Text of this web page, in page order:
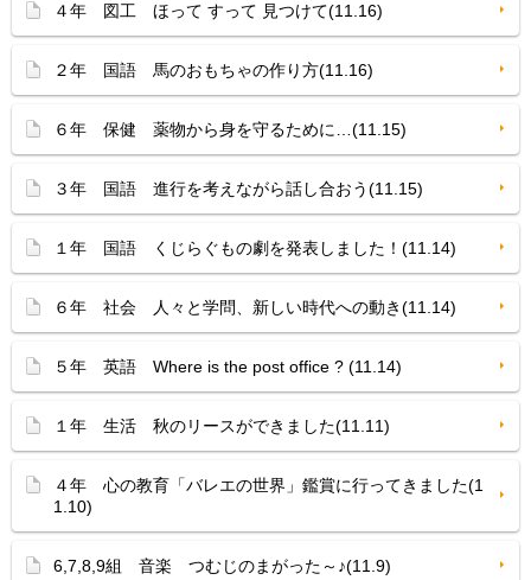
４年 図工 ほって すって 見つけて(11.16)
２年 国語 馬のおもちゃの作り方(11.16)
６年 保健 薬物から身を守るために…(11.15)
３年 国語 進行を考えながら話し合おう(11.15)
１年 国語 くじらぐもの劇を発表しました！(11.14)
６年 社会 人々と学問、新しい時代への動き(11.14)
５年 英語 Where is the post office ? (11.14)
１年 生活 秋のリースができました(11.11)
４年 心の教育「バレエの世界」鑑賞に行ってきました(1
1.10)
6,7,8,9組 音楽 つむじのまがった～♪(11.9)